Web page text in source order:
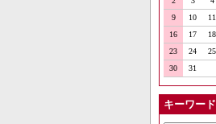
9
10 11
16
17 18
23
24 25
30
31
キーワー